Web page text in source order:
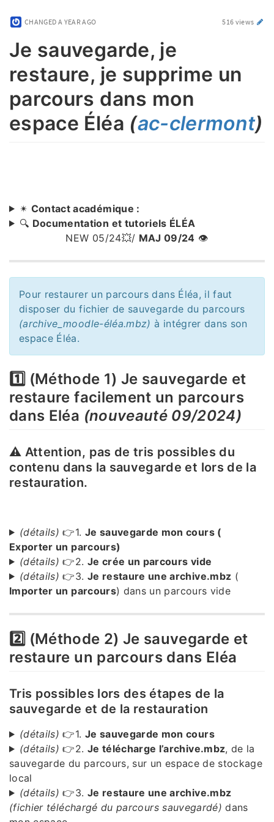
CHANGED A YEAR AGO 516 views
Je sauvegarde, je
restaure, je supprime un
parcours dans mon
espace Éléa (ac-clermont)
✴ Contact académique :
🔍 Documentation et tutoriels ÉLÉA
NEW 05/24💥/ MAJ 09/24 👁️
Pour restaurer un parcours dans Éléa, il faut
disposer du fichier de sauvegarde du parcours
(archive_moodle-éléa.mbz) à intégrer dans son
espace Éléa.
1️⃣ (Méthode 1) Je sauvegarde et
restaure facilement un parcours
dans Eléa (nouveauté 09/2024)
⚠ Attention, pas de tris possibles du
contenu dans la sauvegarde et lors de la
restauration.
(détails) 👉1. Je sauvegarde mon cours (
Exporter un parcours)
(détails) 👉2. Je crée un parcours vide
(détails) 👉3. Je restaure une archive.mbz (
Importer un parcours) dans un parcours vide
2️⃣ (Méthode 2) Je sauvegarde et
restaure un parcours dans Eléa
Tris possibles lors des étapes de la
sauvegarde et de la restauration
(détails) 👉1. Je sauvegarde mon cours
(détails) 👉2. Je télécharge l’archive.mbz, de la
sauvegarde du parcours, sur un espace de stockage
local
(détails) 👉3. Je restaure une archive.mbz
(fichier téléchargé du parcours sauvegardé) dans